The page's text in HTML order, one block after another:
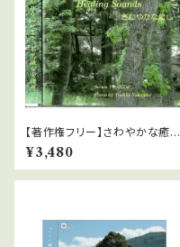
【著作権フリー】さわやかな癒し
1 中北利男
¥3,480